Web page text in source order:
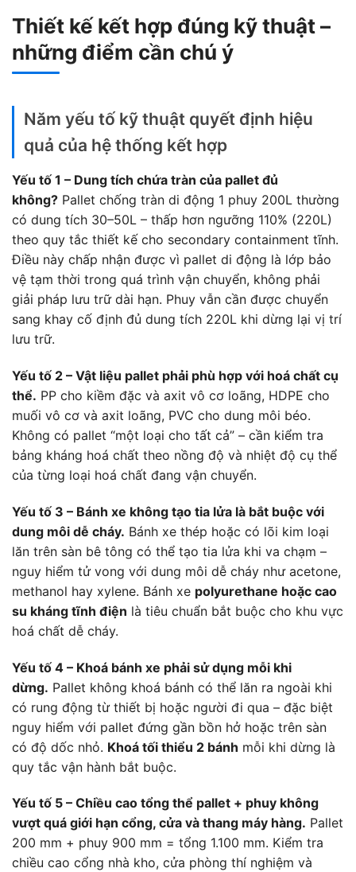
Thiết kế kết hợp đúng kỹ thuật –
những điểm cần chú ý
Năm yếu tố kỹ thuật quyết định hiệu
quả của hệ thống kết hợp
Yếu tố 1 – Dung tích chứa tràn của pallet đủ
không? Pallet chống tràn di động 1 phuy 200L thường
có dung tích 30–50L – thấp hơn ngưỡng 110% (220L)
theo quy tắc thiết kế cho secondary containment tĩnh.
Điều này chấp nhận được vì pallet di động là lớp bảo
vệ tạm thời trong quá trình vận chuyển, không phải
giải pháp lưu trữ dài hạn. Phuy vẫn cần được chuyển
sang khay cố định đủ dung tích 220L khi dừng lại vị trí
lưu trữ.
Yếu tố 2 – Vật liệu pallet phải phù hợp với hoá chất cụ
thể. PP cho kiềm đặc và axit vô cơ loãng, HDPE cho
muối vô cơ và axit loãng, PVC cho dung môi béo.
Không có pallet “một loại cho tất cả” – cần kiểm tra
bảng kháng hoá chất theo nồng độ và nhiệt độ cụ thể
của từng loại hoá chất đang vận chuyển.
Yếu tố 3 – Bánh xe không tạo tia lửa là bắt buộc với
dung môi dễ cháy. Bánh xe thép hoặc có lõi kim loại
lăn trên sàn bê tông có thể tạo tia lửa khi va chạm –
nguy hiểm tử vong với dung môi dễ cháy như acetone,
methanol hay xylene. Bánh xe polyurethane hoặc cao
su kháng tĩnh điện là tiêu chuẩn bắt buộc cho khu vực
hoá chất dễ cháy.
Yếu tố 4 – Khoá bánh xe phải sử dụng mỗi khi
dừng. Pallet không khoá bánh có thể lăn ra ngoài khi
có rung động từ thiết bị hoặc người đi qua – đặc biệt
nguy hiểm với pallet đứng gần bồn hở hoặc trên sàn
có độ dốc nhỏ. Khoá tối thiểu 2 bánh mỗi khi dừng là
quy tắc vận hành bắt buộc.
Yếu tố 5 – Chiều cao tổng thể pallet + phuy không
vượt quá giới hạn cổng, cửa và thang máy hàng. Pallet
200 mm + phuy 900 mm = tổng 1.100 mm. Kiểm tra
chiều cao cổng nhà kho, cửa phòng thí nghiệm và